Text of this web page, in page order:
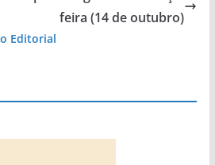
feira (14 de outubro)
Editorial